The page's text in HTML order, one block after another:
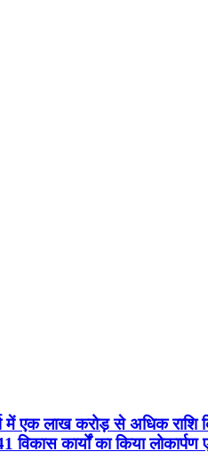
एक लाख करोड़ से अधिक राशि
कार्यों का किया